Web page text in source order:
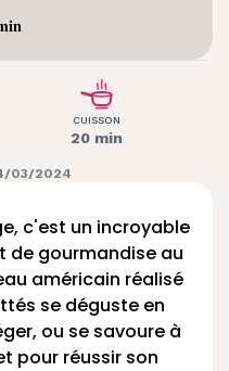
CUISSON
20 min
03/2024
c'est un incroyable
gourmandise au
américain réalisé
se déguste en
ou se savoure à
pour réussir son